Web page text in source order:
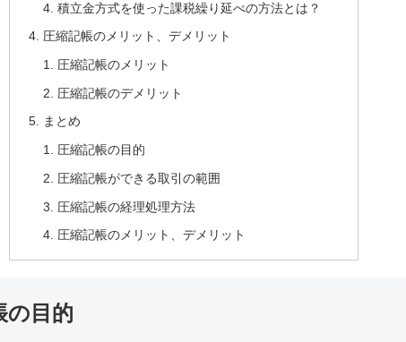
積立金方式を使った課税繰り延べの方法とは？
圧縮記帳のメリット、デメリット
圧縮記帳のメリット
圧縮記帳のデメリット
まとめ
圧縮記帳の目的
圧縮記帳ができる取引の範囲
圧縮記帳の経理処理方法
圧縮記帳のメリット、デメリット
の目的